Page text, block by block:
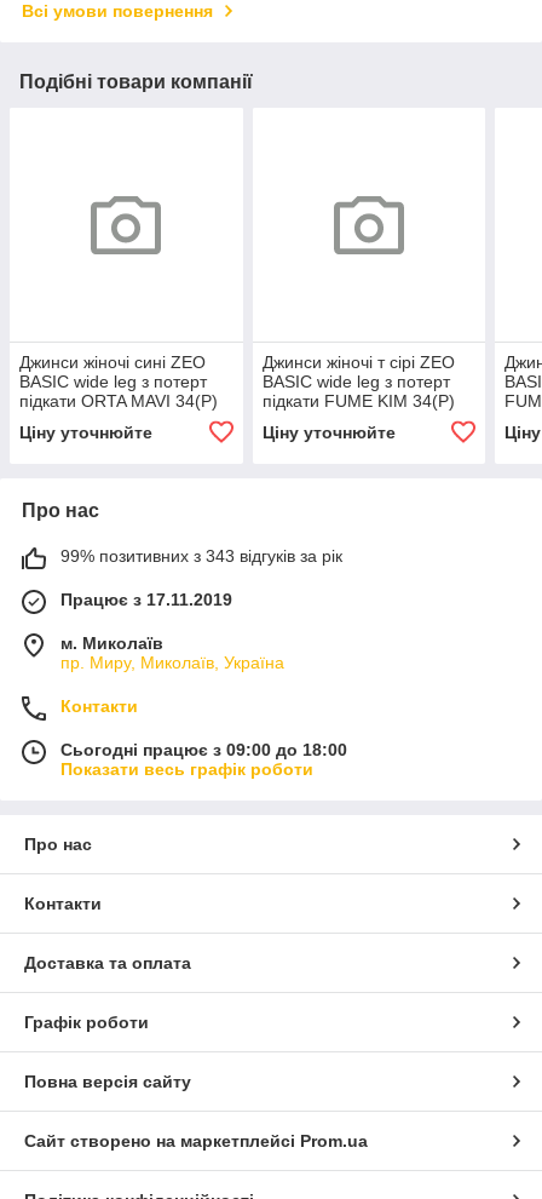
Всі умови повернення
Подібні товари компанії
Джинси жіночі сині ZEO
BASIC wide leg з потерт
підкати ORTA MAVI 34(Р)
Ціну уточнюйте
Джинси жіночі т сірі ZEO
BASIC wide leg з потерт
підкати FUME KIM 34(Р)
Ціну уточнюйте
Про нас
99% позитивних з 343 відгуків за рік
Працює з 17.11.2019
м. Миколаїв
пр. Миру, Миколаїв, Україна
Контакти
Сьогодні працює з 09:00 до 18:00
Показати весь графік роботи
Про нас
Контакти
Доставка та оплата
Графік роботи
Повна версія сайту
Сайт створено на маркетплейсі Prom.ua